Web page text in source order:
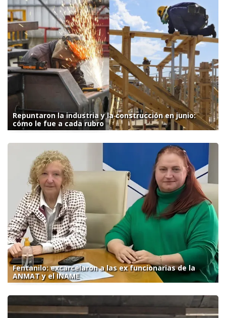
Repuntaron la industria y la construcción en junio:
cómo le fue a cada rubro
Fentanilo: excarcelaron a las ex funcionarias de la
ANMAT y el INAME